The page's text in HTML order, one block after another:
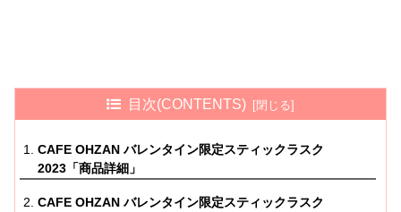
目次(CONTENTS)
CAFE OHZAN バレンタイン限定スティックラスク
2023「商品詳細」
CAFE OHZAN バレンタイン限定スティックラスク